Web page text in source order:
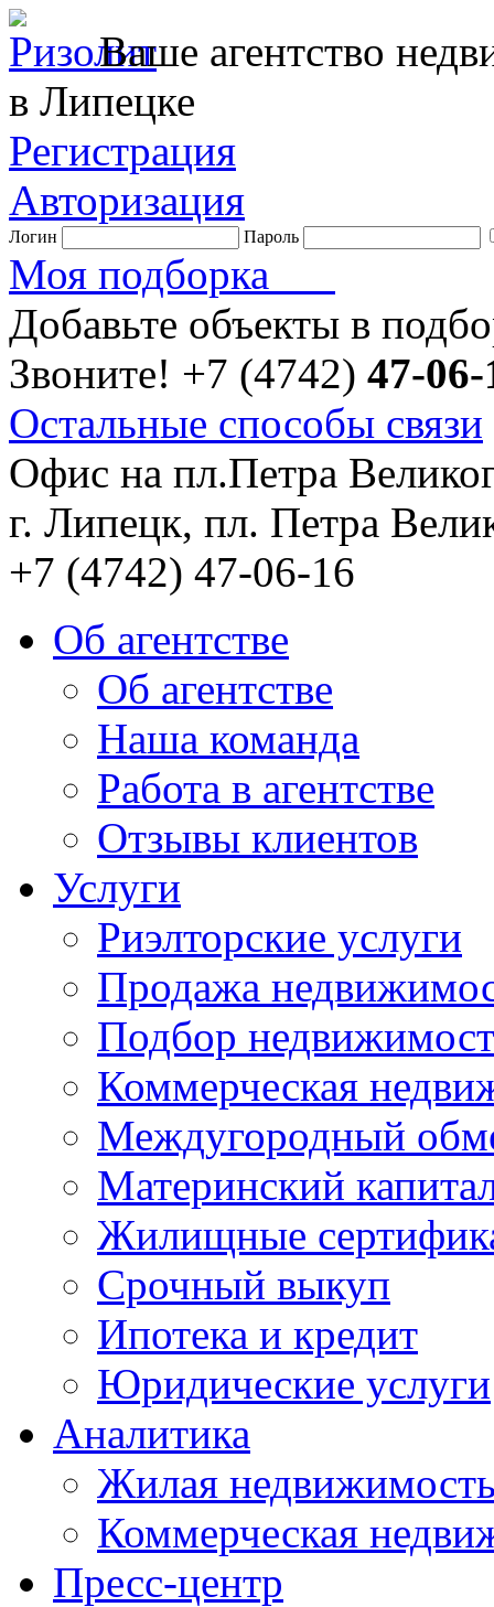
Ваше агентство
в Липецке
Регистрация
Авторизация
Логин Пароль
Моя подборка
Добавьте объекты в
Звоните! +7 (4742) 47-06-
Остальные способы связи
Офис на пл.Петра
г. Липецк, пл. Петра
+7 (4742) 47-06-16
Об агентстве
Об агентстве
Наша команда
Работа в агентстве
Отзывы клиентов
Услуги
Риэлторские услуги
Продажа
Подбор
Коммерческая
Междугородный
Материнский
Жилищные
Срочный выкуп
Ипотека и кредит
Юридические услуги
Аналитика
Жилая
Коммерческая
Пресс-центр